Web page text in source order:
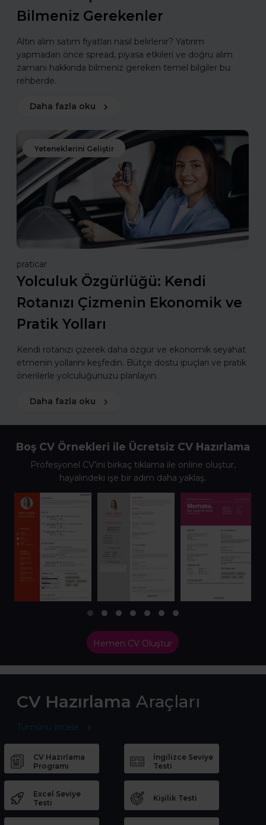
Bilmeniz Gerekenler
Altın alım satım fiyatları nasıl belirlenir? Yatırım
yapmadan önce spread, piyasa etkileri ve doğru alım
zamanı hakkında bilmeniz gereken temel bilgiler bu
rehberde.
Daha fazla oku
Yeteneklerini Geliştir
praticar
Yolculuk Özgürlüğü: Kendi
Rotanızı Çizmenin Ekonomik ve
Pratik Yolları
Kendi rotanızı çizerek daha özgür ve ekonomik seyahat
etmenin yollarını keşfedin. Bütçe dostu ipuçları ve pratik
önerilerle yolculuğunuzu planlayın.
Daha fazla oku
Boş CV Örnekleri ile Ücretsiz CV Hazırlama
Profesyonel CV’ini birkaç tıklama ile online oluştur,
hayalindeki işe bir adım daha yaklaş.
Hemen CV Oluştur
CV Hazırlama Araçları
Tümünü İncele
CV Hazırlama
Programı
İngilizce Seviye
Testi
Excel Seviye
Testi
Kişilik Testi